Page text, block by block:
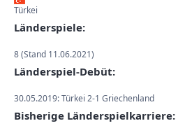
Türkei
Länderspiele:
8 (Stand 11.06.2021)
Länderspiel-Debüt:
30.05.2019: Türkei 2-1 Griechenland
Bisherige Länderspielkarriere: